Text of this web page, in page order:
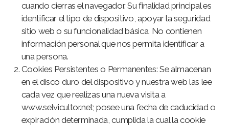
cuando cierras el navegador. Su finalidad principal es
identificar el tipo de dispositivo, apoyar la seguridad
sitio web o su funcionalidad básica. No contienen
información personal que nos permita identificar a
una persona.
Cookies Persistentes o Permanentes: Se almacenan
en el disco duro del dispositivo y nuestra web las lee
cada vez que realizas una nueva visita a
www.selvicultor.net; posee una fecha de caducidad o
expiración determinada, cumplida la cual la cookie